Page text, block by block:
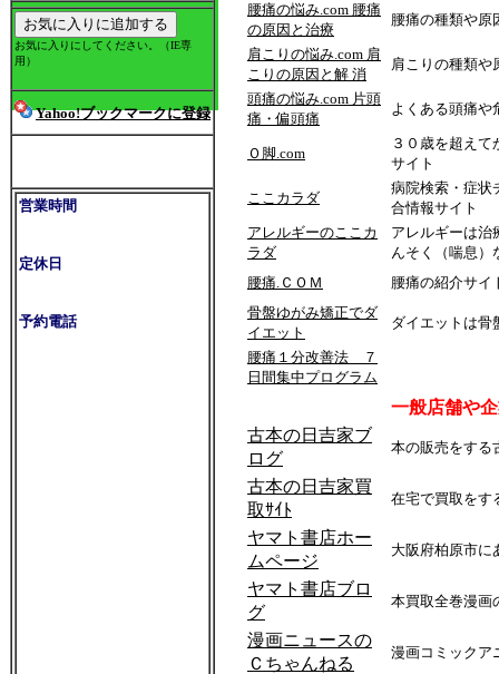
腰痛の悩み.com 腰痛
の原因と治療
腰痛の種類や原
肩こりの悩み.com 肩
こりの原因と解 消
肩こりの種類や
頭痛の悩み.com 片頭
痛・偏頭痛
よくある頭痛や
Ｏ脚.com
３０歳を超え
サイト
ここカラダ
病院検索・症状
合情報サイト
アレルギーのここカ
ラダ
アレルギーは治
んそく（喘息）
腰痛.ＣＯＭ
腰痛の紹介サイ
骨盤ゆがみ矯正でダ
イエット
ダイエットは骨
腰痛１分改善法 ７
日間集中プログラム
一般店舗や
古本の日吉家ブ
ログ
本の販売をする
古本の日吉家買
取ｻｲﾄ
在宅で買取をす
ヤマト書店ホー
ムページ
大阪府柏原市に
ヤマト書店ブロ
グ
本買取全巻漫画
漫画ニュースの
Ｃちゃんねる
漫画コミックア
お気に入りにしてください。（IE専
用）
Yahoo!ブックマークに登録
営業時間
定休日
予約電話